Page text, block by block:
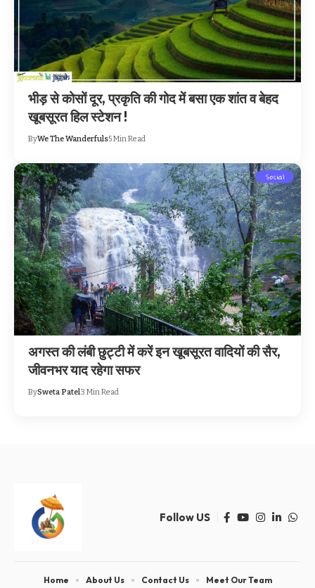
भीड़ से कोसों दूर, प्रकृति की गोद में बसा एक शांत व बेहद
खूबसूरत हिल स्टेशन !
ByWe The Wanderfuls5 Min Read
Social
अगस्त की लंबी छुट्टी में करें इन खूबसूरत वादियों की सैर,
जीवनभर याद रहेगा सफर
BySweta Patel3 Min Read
Follow US
Home About Us Contact Us Meet Our Team